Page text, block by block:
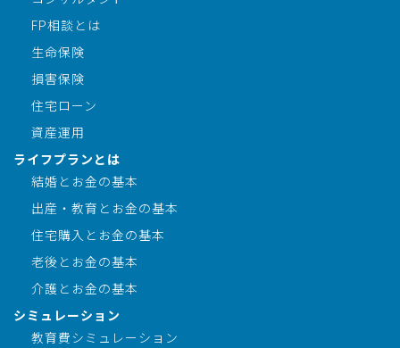
FP相談とは
生命保険
損害保険
住宅ローン
資産運用
ライフプランとは
結婚とお金の基本
出産・教育とお金の基本
住宅購入とお金の基本
老後とお金の基本
介護とお金の基本
シミュレーション
教育費シミュレーション